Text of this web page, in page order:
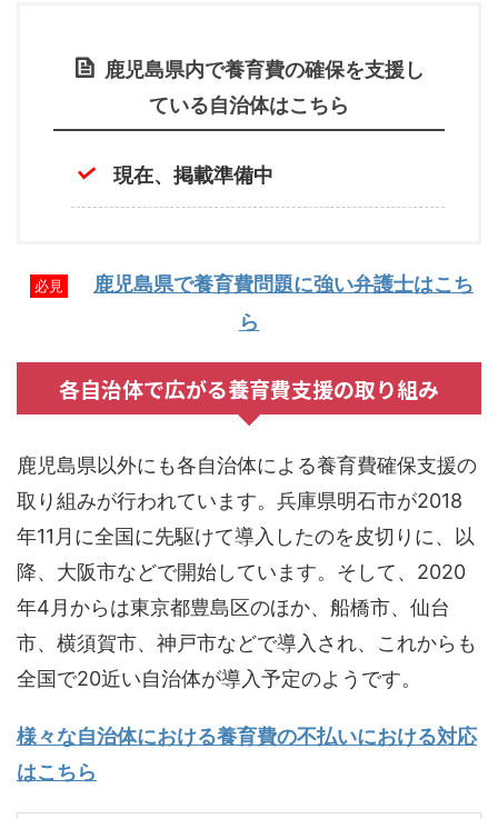
鹿児島県内で養育費の確保を支援し
ている自治体はこちら
現在、掲載準備中
必見
鹿児島県で養育費問題に強い弁護士はこち
ら
各自治体で広がる養育費支援の取り組み
鹿児島県以外にも各自治体による養育費確保支援の
取り組みが行われています。兵庫県明石市が2018
年11月に全国に先駆けて導入したのを皮切りに、以
降、大阪市などで開始しています。そして、2020
年4月からは東京都豊島区のほか、船橋市、仙台
市、横須賀市、神戸市などで導入され、これからも
全国で20近い自治体が導入予定のようです。
様々な自治体における養育費の不払いにおける対応
はこちら